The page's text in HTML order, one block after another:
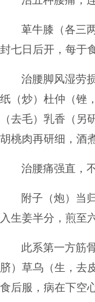
萆牛膝（各三
封七日后开，每于
治腰脚风湿劳
纸（炒）杜仲（锉
（去毛）乳香（
胡桃肉再研细，酒
治腰痛强直，
附子（炮）当
入生姜半分，煎至
此系第一方筋
脐）草乌（生，去
食后服，病在下空